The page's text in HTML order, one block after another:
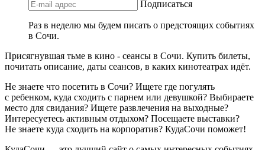
Подписаться
Раз в неделю мы будем писать о предстоящих событиях
в Сочи.
Присягнувшая тьме в кино - сеансы в Сочи. Купить билеты,
почитать описание, даты сеансов, в каких кинотеатрах идёт.
Не знаете что посетить в Сочи? Ищете где погулять
с ребенком, куда сходить с парнем или девушкой? Выбираете
место для свидания? Ищете развлечения на выходные?
Интересуетесь активным отдыхом? Посещаете выставки?
Не знаете куда сходить на корпоратив? КудаСочи поможет!